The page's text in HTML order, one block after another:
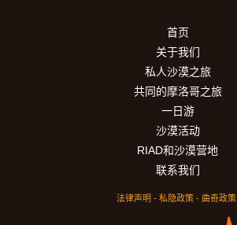
首页
关于我们
私人沙漠之旅
共同的摩洛哥之旅
一日游
沙漠活动
RIAD和沙漠营地
联系我们
法律声明 - 私隐政策 - 曲奇政策